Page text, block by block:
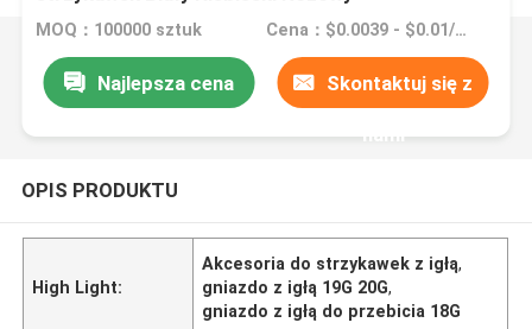
MOQ：100000 sztuk Cena：$0.0039 - $0.01/pieces
Najlepsza cena Skontaktuj się z
nami
OPIS PRODUKTU
High Light:
Akcesoria do strzykawek z igłą,
gniazdo z igłą 19G 20G,
gniazdo z igłą do przebicia 18G